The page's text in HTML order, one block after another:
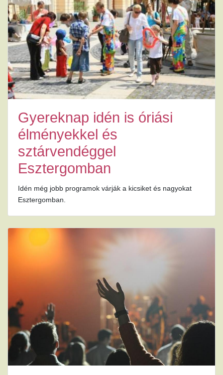
Gyereknap idén is óriási
élményekkel és
sztárvendéggel
Esztergomban
Idén még jobb programok várják a kicsiket és nagyokat
Esztergomban.